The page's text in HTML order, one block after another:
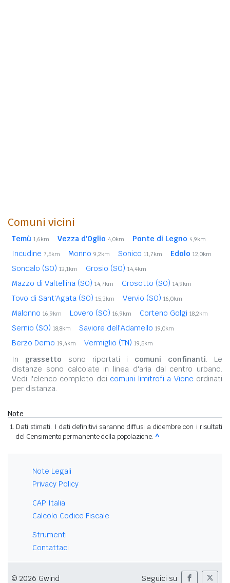
Comuni vicini
Temù 1,6km Vezza d'Oglio 4,0km Ponte di Legno 4,9km
Incudine 7,5km Monno 9,2km Sonico 11,7km Edolo 12,0km
Sondalo (SO) 13,1km Grosio (SO) 14,4km
Mazzo di Valtellina (SO) 14,7km Grosotto (SO) 14,9km
Tovo di Sant'Agata (SO) 15,3km Vervio (SO) 16,0km
Malonno 16,9km Lovero (SO) 16,9km Corteno Golgi 18,2km
Sernio (SO) 18,8km Saviore dell'Adamello 19,0km
Berzo Demo 19,4km Vermiglio (TN) 19,5km
In grassetto sono riportati i comuni confinanti. Le
distanze sono calcolate in linea d'aria dal centro urbano.
Vedi l'elenco completo dei comuni limitrofi a Vione ordinati
per distanza.
Note
Dati stimati. I dati definitivi saranno diffusi a dicembre con i risultati
del Censimento permanente della popolazione. ^
Note Legali
Privacy Policy
CAP Italia
Calcolo Codice Fiscale
Strumenti
Contattaci
© 2026 Gwind Seguici su